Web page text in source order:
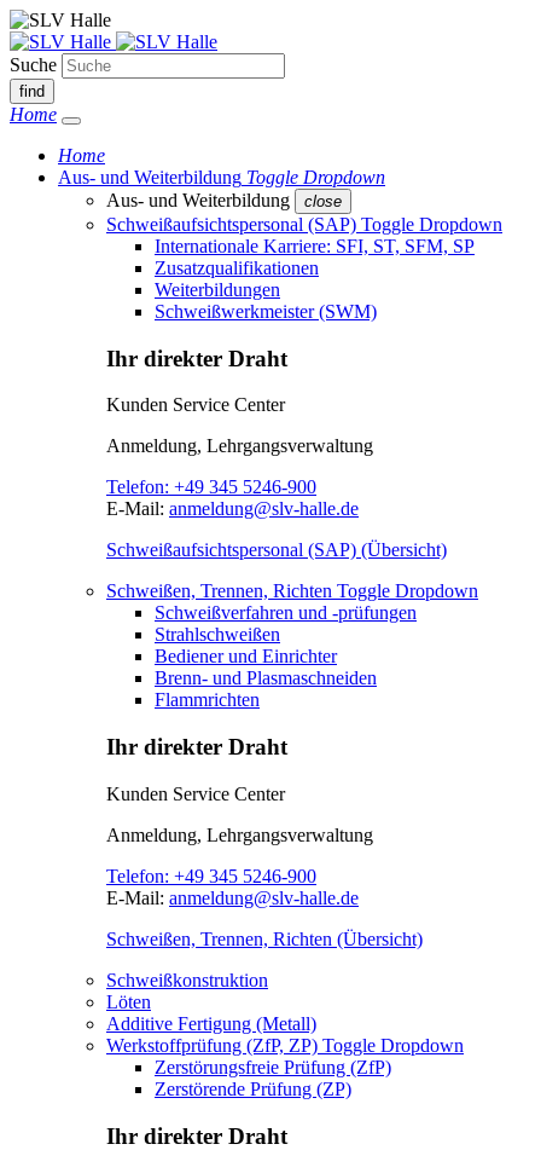
Suche
find
Home
Home
Aus- und Weiterbildung Toggle Dropdown
Aus- und Weiterbildung
close
Schweißaufsichtspersonal (SAP) Toggle Dropdown
Internationale Karriere: SFI, ST, SFM, SP
Zusatzqualifikationen
Weiterbildungen
Schweißwerkmeister (SWM)
Ihr direkter Draht
Kunden Service Center
Anmeldung, Lehrgangsverwaltung
Telefon: +49 345 5246-900
E-Mail: anmeldung@slv-halle.de
Schweißaufsichtspersonal (SAP) (Übersicht)
Schweißen, Trennen, Richten Toggle Dropdown
Schweißverfahren und -prüfungen
Strahlschweißen
Bediener und Einrichter
Brenn- und Plasmaschneiden
Flammrichten
Ihr direkter Draht
Kunden Service Center
Anmeldung, Lehrgangsverwaltung
Telefon: +49 345 5246-900
E-Mail: anmeldung@slv-halle.de
Schweißen, Trennen, Richten (Übersicht)
Schweißkonstruktion
Löten
Additive Fertigung (Metall)
Werkstoffprüfung (ZfP, ZP) Toggle Dropdown
Zerstörungsfreie Prüfung (ZfP)
Zerstörende Prüfung (ZP)
Ihr direkter Draht